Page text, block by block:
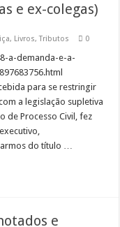
e ex-colegas)
, Livros,Tributos 0
a-demanda-e-a-
para se restringir
a legislação supletiva
de Processo Civil, fez
do título …
e